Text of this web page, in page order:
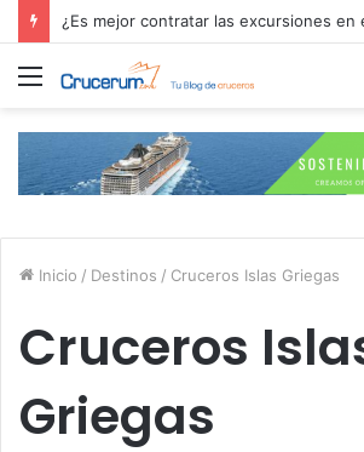
Menú
Inicio / Destinos / Cruceros Islas Griegas
Cruceros
Griegas